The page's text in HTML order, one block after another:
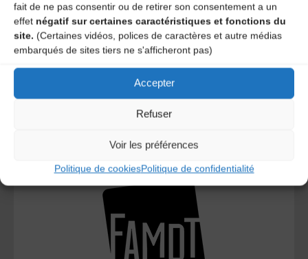
fait de ne pas consentir ou de retirer son consentement a un
effet négatif sur certaines caractéristiques et fonctions du
site. (Certaines vidéos, polices de caractères et autre médias
embarqués de sites tiers ne s'afficheront pas)
Accepter
Refuser
Voir les préférences
Politique de cookiesPolitique de confidentialité
Le distributeur des musiques Trad'